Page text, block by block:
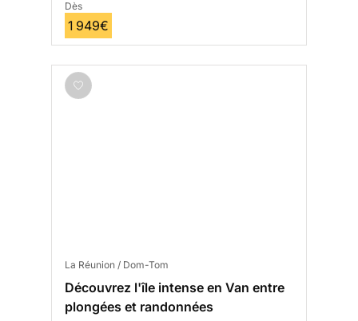
Dès
1 949€
La Réunion / Dom-Tom
Découvrez l'île intense en Van entre
plongées et randonnées